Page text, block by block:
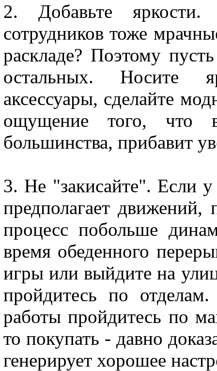
2. Добавьте
сотрудников тоже
раскладе? Поэтому
остальных. Носите
аксессуары, сделайте
ощущение того, что
большинства, прибавит
3. Не "закисайте". Если у
предполагает движений,
процесс побольше
время обеденного
игры или выйдите на
пройдитесь по
работы пройдитесь по
то покупать - давно
генерирует хорошее